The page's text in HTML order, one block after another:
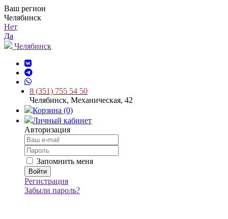
Ваш регион
Челябинск
Нет
Да
Челябинск
8 (351) 755 54 50
Челябинск, Механическая, 42
Корзина (0)
Личный кабинет
Авторизация
Запомнить меня
Регистрация
Забыли пароль?